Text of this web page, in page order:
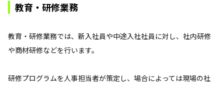
教育・研修業務
教育・研修業務では、新入社員や中途入社社員に対し、社内研修
や商材研修などを行います。
研修プログラムを人事担当者が策定し、場合によっては現場の社